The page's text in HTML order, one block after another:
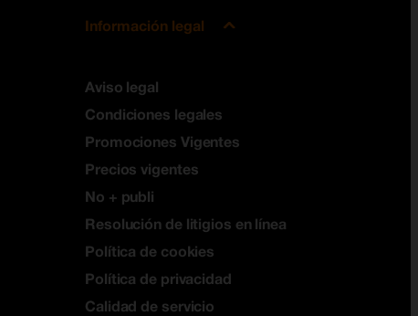
Información legal
Aviso legal
Condiciones legales
Promociones Vigentes
Precios vigentes
No + publi
Resolución de litigios en línea
Política de cookies
Política de privacidad
Calidad de servicio